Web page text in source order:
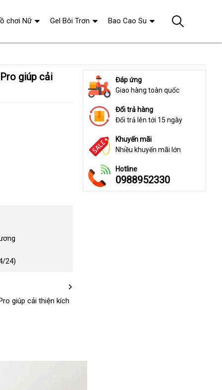
24)
giúp cải thiện kích
Đáp ứng
Giao hàng toàn quốc
Đổi trả hàng
Đổi trả lên tới 15 ngày
Khuyến mãi
Nhiều khuyến mãi lớn
Hotline
0988952330
chơi Nữ Gel Bôi Trơn Bao Cao Su